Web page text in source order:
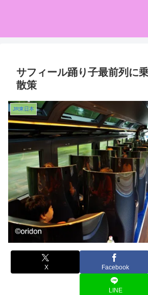
サフィール踊り子最前列に
散策
JR東日本
X Facebook
LINE